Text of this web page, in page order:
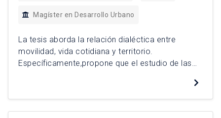
Magíster en Desarrollo Urbano
La tesis aborda la relación dialéctica entre
movilidad, vida cotidiana y territorio.
Específicamente,propone que el estudio de las
personas en su territorio residencial, aporta a la
compresión de los vínculos que estas establecen
con otras personas y con el espacio que habitan.